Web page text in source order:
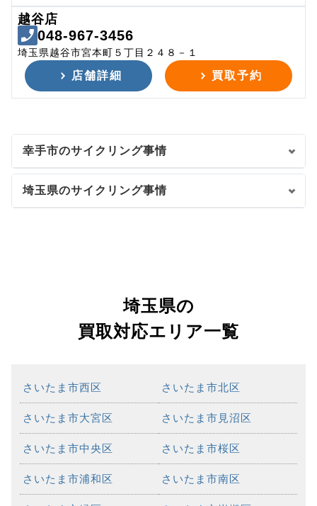
越谷店
048-967-3456
埼玉県越谷市宮本町５丁目２４８－１
店舗詳細 買取予約
幸手市のサイクリング事情
埼玉県のサイクリング事情
埼玉県の
買取対応エリア一覧
さいたま市西区 さいたま市北区
さいたま市大宮区 さいたま市見沼区
さいたま市中央区 さいたま市桜区
さいたま市浦和区 さいたま市南区